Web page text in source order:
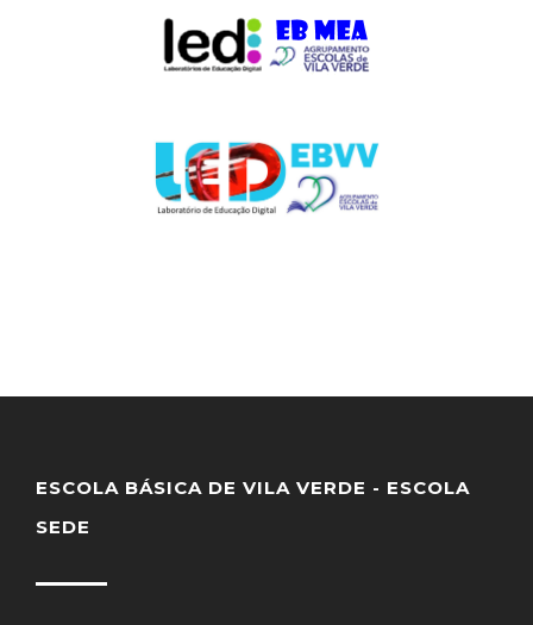
ESCOLA BÁSICA DE VILA VERDE - ESCOLA
SEDE